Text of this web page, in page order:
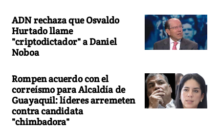
ADN rechaza que Osvaldo
Hurtado llame
"criptodictador" a Daniel
Noboa
Rompen acuerdo con el
correísmo para Alcaldía de
Guayaquil: líderes arremeten
contra candidata
"chimbadora"